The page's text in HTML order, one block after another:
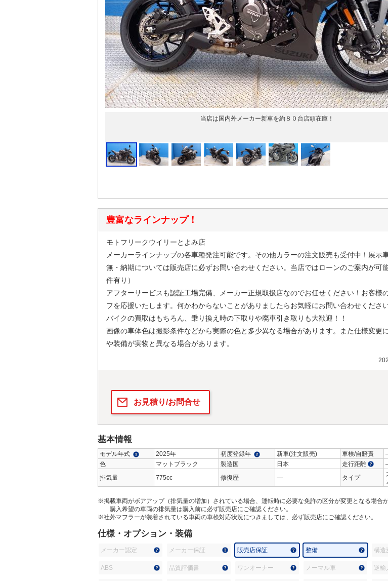
当店は国内外メーカー新車を約８０台店頭在庫！
豊富なラインナップ！
モトフリークウイリーとよみ店
メーカーラインナップの各車種発注可能です。その他カラーの注文販売も受付中！展示
無・納期については販売店に必ずお問い合わせください。当店ではローンのご案内が可
件有り）
アフターサービスも認証工場完備、メーカー正規取扱店なのでお任せください！お客様
フを応援いたします。何かわからないことがありましたらお気軽にお問い合わせください
バイクの買取はもちろん、乗り換え時の下取りや廃車引き取りも大歓迎！！
画像の車体色は撮影条件などから実際の色と多少異なる場合があります。また仕様変更
や装備が実物と異なる場合があります。
お見積り/お問合せ
基本情報
モデル年式 2025年 初度登録年 新車(注文販売) 車検/自賠責
色
マットブラック 製造国 日本 走行距離
排気量
775cc 修復歴 ― タイプ
※掲載車両がボアアップ（排気量の増加）されている場合、運転時に必要な免許の区分が変更となる場合が
購入希望の車両の排気量は購入前に必ず販売店にご確認ください。
※社外マフラーが装着されている車両の車検対応状況につきましては、必ず販売店にご確認ください。
仕様・オプション・装備
メーカー認定 メーカー保証 販売店保証 整備 構造
ABS 品質評価書 ワンオーナー ノーマル車 逆輸